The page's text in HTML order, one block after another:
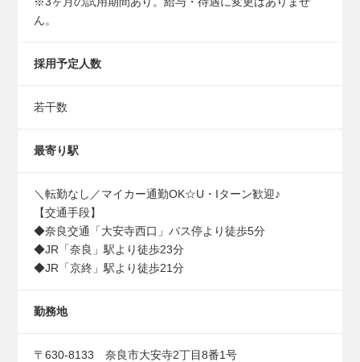
ん。
採用予定人数
若干数
最寄り駅
＼転勤なし／マイカー通勤OK☆U・Iターン歓迎♪
【交通⼿段】
◆奈良交通「⼤安寺⻄⼝」バス停より徒歩5分
◆JR「奈良」駅より徒歩23分
◆JR「京終」駅より徒歩21分
勤務地
〒630-8133 奈良市大安寺2丁目8番1号